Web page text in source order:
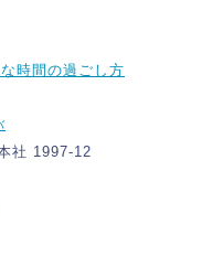
時間の過ごし方
社 1997-12